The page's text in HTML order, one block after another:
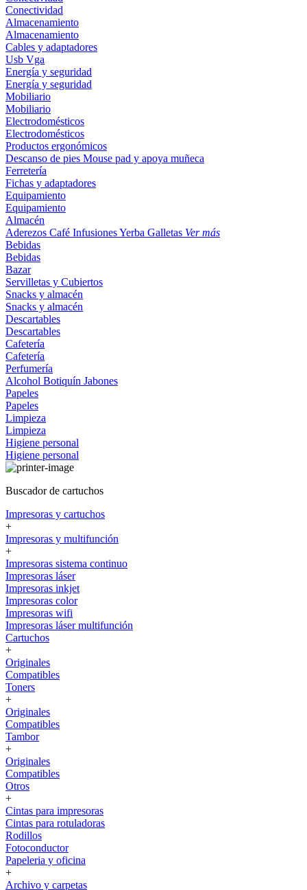
Conectividad
Almacenamiento
Almacenamiento
Cables y adaptadores
Usb Vga
Energía y seguridad
Energía y seguridad
Mobiliario
Mobiliario
Electrodomésticos
Electrodomésticos
Productos ergonómicos
Descanso de pies Mouse pad y apoya muñeca
Ferretería
Fichas y adaptadores
Equipamiento
Equipamiento
Almacén
Aderezos Café InfusionesYerba Galletas Ver más
Bebidas
Bebidas
Bazar
Servilletas y Cubiertos
Snacks y almacén
Snacks y almacén
Descartables
Descartables
Cafetería
Cafetería
Perfumería
Alcohol Botiquín Jabones
Papeles
Papeles
Limpieza
Limpieza
Higiene personal
Higiene personal
Buscador de cartuchos
Impresoras y cartuchos
+
Impresoras y multifunción
+
Impresoras sistema continuo
Impresoras láser
Impresoras inkjet
Impresoras color
Impresoras wifi
Impresoras láser multifunción
Cartuchos
+
Originales
Compatibles
Toners
+
Originales
Compatibles
Tambor
+
Originales
Compatibles
Otros
+
Cintas para impresoras
Cintas para rotuladoras
Rodillos
Fotoconductor
Papeleria y oficina
+
Archivo y carpetas